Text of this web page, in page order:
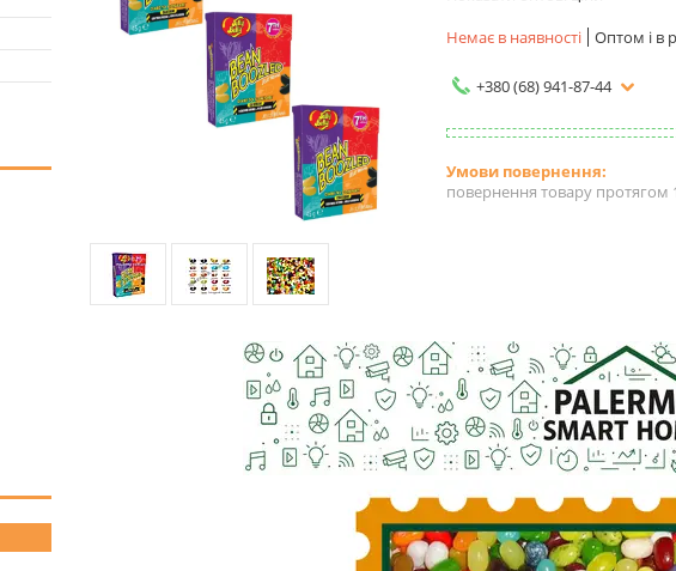
Немає в наявності
Оптом і в
+380 (68) 941-87-44
повернення товару протягом